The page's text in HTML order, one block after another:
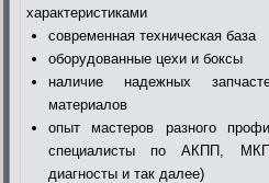
характеристиками
современная техническая база
оборудованные цехи и боксы
наличие надежных
материалов
опыт мастеров разного
специалисты по АКПП,
диагносты и так далее)